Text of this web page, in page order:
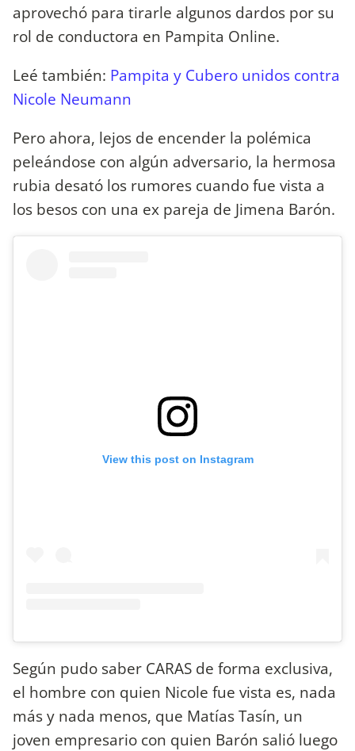
aprovechó para tirarle algunos dardos por su
rol de conductora en Pampita Online.
Leé también: Pampita y Cubero unidos contra
Nicole Neumann
Pero ahora, lejos de encender la polémica
peleándose con algún adversario, la hermosa
rubia desató los rumores cuando fue vista a
los besos con una ex pareja de Jimena Barón.
View this post on Instagram
Según pudo saber CARAS de forma exclusiva,
el hombre con quien Nicole fue vista es, nada
más y nada menos, que Matías Tasín, un
joven empresario con quien Barón salió luego